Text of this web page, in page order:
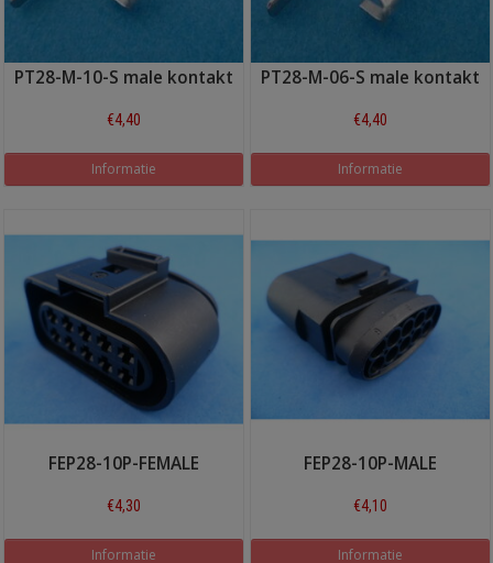
PT28-M-10-S male kontakt
€4,40
Informatie
PT28-M-06-S male kontakt
€4,40
Informatie
FEP28-10P-FEMALE
€4,30
Informatie
FEP28-10P-MALE
€4,10
Informatie